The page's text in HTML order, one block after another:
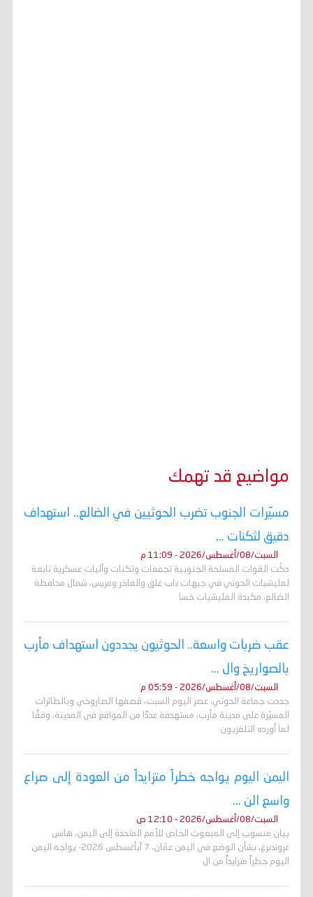
مواضيع قد تهمك
مسيّرات الجنوب تضرب الحوثيين في الضالع.. استهداف
دقيق لثكنات ...
السبت/08/أغسطس/2026 - 11:09 م
دكّت القوات المسلحة الجنوبية تجمعات وثكنات وآليات عسكرية تابعة
لمليشيات الحوثي في جبهات باب غلق والفاخر ومريس، شمال محافظة
الضالع، مكبدة المليشيات خسا
عقب ضربات واسعة.. الحوثيون يجددون استهداف مأرب
بالصواريخ وال ...
السبت/08/أغسطس/2026 - 05:59 م
جددت جماعة الحوثي، عصر اليوم السبت، قصفها الصاروخي وبالطائرات
المسيّرة على مدينة مأرب، مستهدفة عددًا من المواقع في المدينة، وفقًا
لما أورده التلفزيون
اليمن اليوم يواجه خطراً متزايداً من العودة إلى صراع
واسع الن ...
السبت/08/أغسطس/2026 - 12:10 ص
بيان منسوب إلى المبعوث الخاص للأمم المتحدة إلى اليمن، هانس
غروندبرغ، بشأن الوضع في اليمن عمّان، 7 آبأغسطس 2026- يواجه اليمن
اليوم خطراً متزايداً من ال